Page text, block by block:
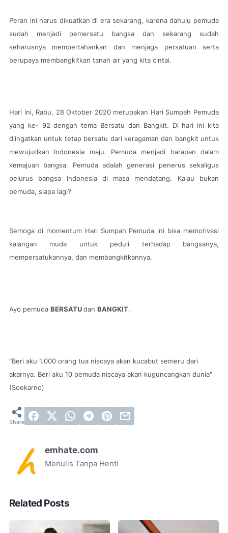
Peran ini harus dikuatkan di era sekarang, karena dahulu pemuda
sudah menjadi pemersatu bangsa dan sekarang sudah
seharusnya mempertahankan dan menjaga persatuan serta
berupaya membangkitkan tanah air yang kita cintai.
Hari ini, Rabu, 28 Oktober 2020 merupakan Hari Sumpah Pemuda
yang ke- 92 dengan tema Bersatu dan Bangkit. Di hari ini kita
diingatkan untuk tetap bersatu dari keragaman dan bangkit untuk
mewujudkan Indonesia maju. Pemuda menjadi harapan dalam
kemajuan bangsa. Pemuda adalah generasi penerus sekaligus
pelurus bangsa Indonesia di masa mendatang. Kalau bukan
pemuda, siapa lagi?
Semoga di momentum Hari Sumpah Pemuda ini bisa memotivasi
kalangan muda untuk peduli terhadap bangsanya,
mempersatukannya, dan membangkitkannya.
Ayo pemuda BERSATUdan BANGKIT.
“Beri aku 1.000 orang tua niscaya akan kucabut semeru dari
akarnya. Beri aku 10 pemuda niscaya akan kuguncangkan dunia"
(Soekarno)
emhate.com
Menulis Tanpa Henti
Related Posts